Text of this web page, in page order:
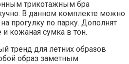
трикотажным бра
В данном комплекте можно
прогулку по парку. Дополнят
и кожаная сумка в тон.
тренд для летних образов
образ заметным